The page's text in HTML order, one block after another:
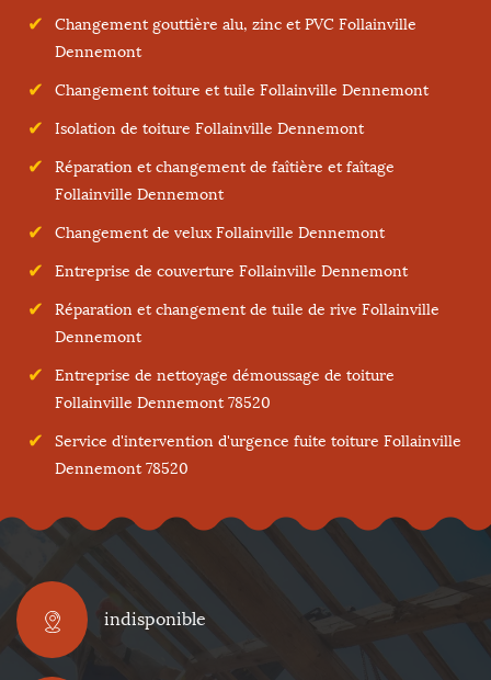
Changement gouttière alu, zinc et PVC Follainville
Dennemont
Changement toiture et tuile Follainville Dennemont
Isolation de toiture Follainville Dennemont
Réparation et changement de faîtière et faîtage
Follainville Dennemont
Changement de velux Follainville Dennemont
Entreprise de couverture Follainville Dennemont
Réparation et changement de tuile de rive Follainville
Dennemont
Entreprise de nettoyage démoussage de toiture
Follainville Dennemont 78520
Service d'intervention d'urgence fuite toiture Follainville
Dennemont 78520
indisponible